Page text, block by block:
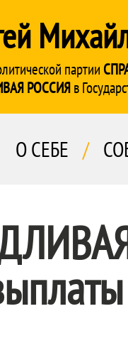
партии
РОССИЯв
О СЕБЕ /